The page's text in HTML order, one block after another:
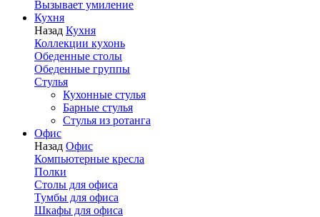
Вызывает умиление
Кухня
Назад Кухня
Коллекции кухонь
Обеденные столы
Обеденные группы
Стулья
Кухонные стулья
Барные стулья
Стулья из ротанга
Офис
Назад Офис
Компьютерные кресла
Полки
Столы для офиса
Тумбы для офиса
Шкафы для офиса